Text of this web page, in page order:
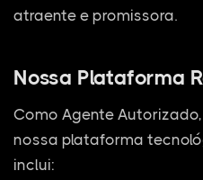
atraente e promissora.
Nossa Plataforma
Como Agente
nossa plataforma
inclui: